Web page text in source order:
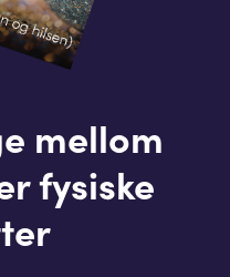
mellom
fysiske